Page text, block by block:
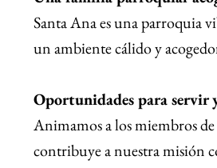
Santa Ana es una parroquia
un ambiente cálido y
Oportunidades para servir
Animamos a los miembros
contribuye a nuestra misión